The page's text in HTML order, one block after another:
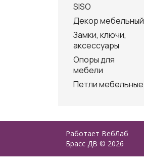
SISO
Декор мебельный
Замки, ключи,
аксессуары
Опоры для
мебели
Петли мебельные
Работает ВебЛаб
Брасс ДВ © 2026